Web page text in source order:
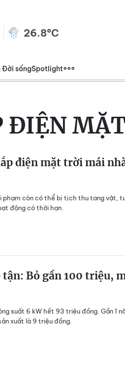
26.8°C
Đời sốngSpotlight
ĐIỆN
điện mặt trời mái
phạm còn có thể bị tịch thu tang vật,
động có thời hạn.
Bỏ gần 100 triệu,
suất 6 kW hết 93 triệu đồng. Gần 1
xuất là 9 triệu đồng.